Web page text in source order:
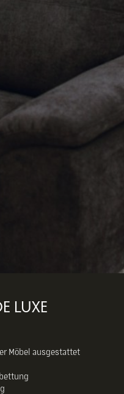
LUXE
Möbel ausgestattet